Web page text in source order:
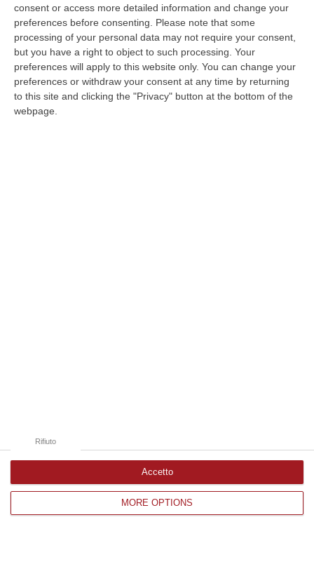
consent or access more detailed information and change your
preferences before consenting.
Please note that some
processing of your personal data may not require your consent,
but you have a right to object to such processing. Your
preferences will apply to this website only. You can change your
preferences or withdraw your consent at any time by returning
to this site and clicking the "Privacy" button at the bottom of the
webpage.
MORE OPTIONS
Rifiuto
Accetto
06 Agosto, 11:22
Gelato, In Calabria Le Famiglie Spendono 60 Milioni L’anno
“CATANZARO Le famiglie calabresi spendono ogni anno circa 60 milioni
di euro per acquistare gelati e oltre sette laboratori su dieci presen…
06 Agosto, 11:21
Nardi: Pubblicato Il Bando Per L’appalto Di Oltre 4 Mln Per La
Corriere delle Calabria è una testata giornalistica di News&Com S.r.l